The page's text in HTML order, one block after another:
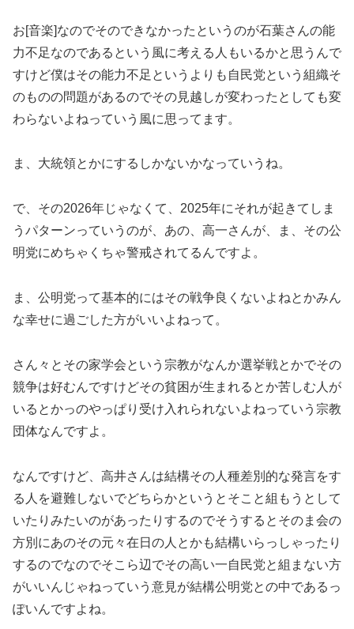
お[音楽]なのでそのできなかったというのが石葉さんの能
力不足なのであるという風に考える人もいるかと思うんで
すけど僕はその能力不足というよりも自民党という組織そ
のものの問題があるのでその見越しが変わったとしても変
わらないよねっていう風に思ってます。
ま、大統領とかにするしかないかなっていうね。
で、その2026年じゃなくて、2025年にそれが起きてしま
うパターンっていうのが、あの、高一さんが、ま、その公
明党にめちゃくちゃ警戒されてるんですよ。
ま、公明党って基本的にはその戦争良くないよねとかみん
な幸せに過ごした方がいいよねって。
さん々とその家学会という宗教がなんか選挙戦とかでその
競争は好むんですけどその貧困が生まれるとか苦しむ人が
いるとかっのやっぱり受け入れられないよねっていう宗教
団体なんですよ。
なんですけど、高井さんは結構その人種差別的な発言をす
る人を避難しないでどちらかというとそこと組もうとして
いたりみたいのがあったりするのでそうするとそのま会の
方別にあのその元々在日の人とかも結構いらっしゃったり
するのでなのでそこら辺でその高い一自民党と組まない方
がいいんじゃねっていう意見が結構公明党との中であるっ
ぽいんですよね。